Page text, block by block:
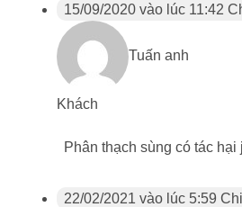
15/09/2020 vào lúc 11:42
Tuấn anh
Khách
Phân thạch sùng có tác
22/02/2021 vào lúc 5:59